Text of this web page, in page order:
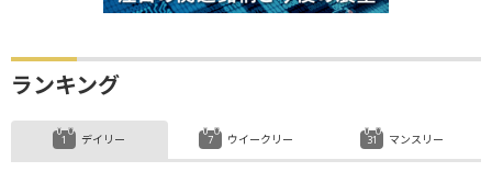
ランキング
デイリー ウイークリー マンスリー